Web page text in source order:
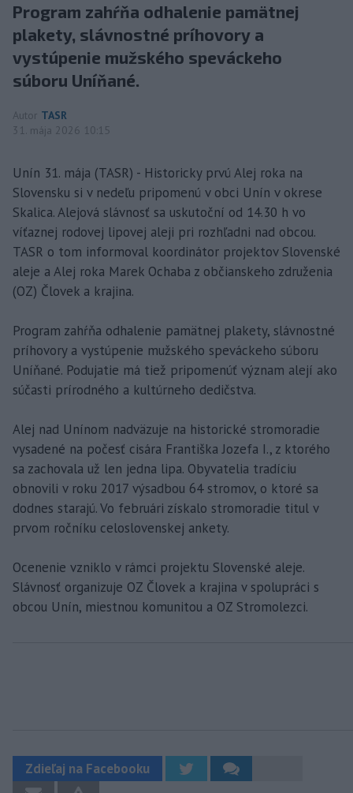
Program zahŕňa odhalenie pamätnej
plakety, slávnostné príhovory a
vystúpenie mužského speváckeho
súboru Uníňané.
Autor TASR
31. mája 2026 10:15
Unín 31. mája (TASR) - Historicky prvú Alej roka na
Slovensku si v nedeľu pripomenú v obci Unín v okrese
Skalica. Alejová slávnosť sa uskutoční od 14.30 h vo
víťaznej rodovej lipovej aleji pri rozhľadni nad obcou.
TASR o tom informoval koordinátor projektov Slovenské
aleje a Alej roka Marek Ochaba z občianskeho združenia
(OZ) Človek a krajina.
Program zahŕňa odhalenie pamätnej plakety, slávnostné
príhovory a vystúpenie mužského speváckeho súboru
Uníňané. Podujatie má tiež pripomenúť význam alejí ako
súčasti prírodného a kultúrneho dedičstva.
Alej nad Unínom nadväzuje na historické stromoradie
vysadené na počesť cisára Františka Jozefa I., z ktorého
sa zachovala už len jedna lipa. Obyvatelia tradíciu
obnovili v roku 2017 výsadbou 64 stromov, o ktoré sa
dodnes starajú. Vo februári získalo stromoradie titul v
prvom ročníku celoslovenskej ankety.
Ocenenie vzniklo v rámci projektu Slovenské aleje.
Slávnosť organizuje OZ Človek a krajina v spolupráci s
obcou Unín, miestnou komunitou a OZ Stromolezci.
Zdieľaj na Facebooku